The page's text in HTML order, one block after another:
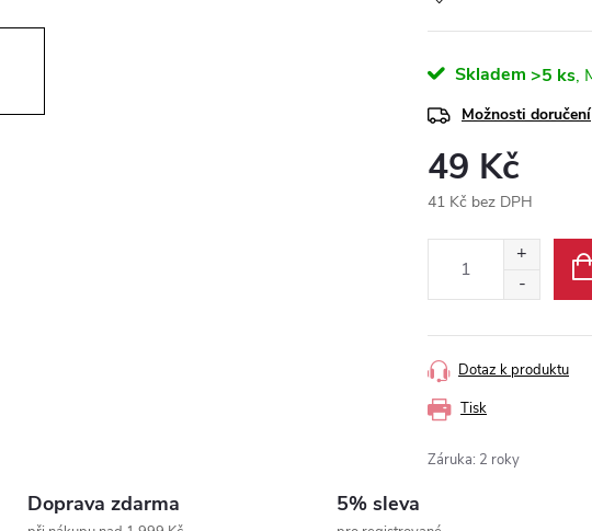
Skladem >5 ks
Možnosti doručení
49 Kč
41 Kč bez DPH
Tisk
Dotaz k produktu
Záruka: 2 roky
Doprava zdarma 5% sleva